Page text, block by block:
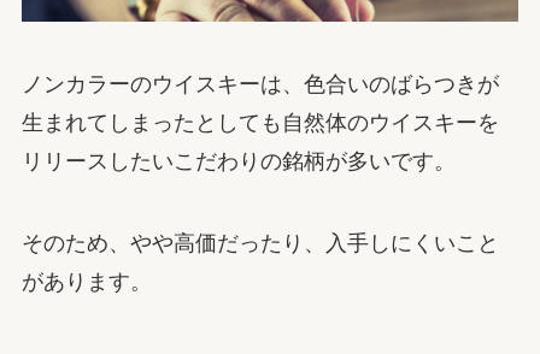
ノンカラーのウイスキーは、色合いのばらつきが
生まれてしまったとしても自然体のウイスキーを
リリースしたいこだわりの銘柄が多いです。
そのため、やや高価だったり、入手しにくいこと
があります。